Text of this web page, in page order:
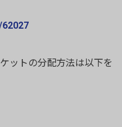
ットの分配方法は以下を